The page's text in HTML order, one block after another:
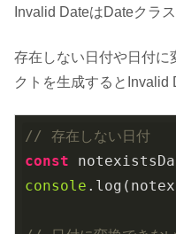
Invalid DateはDateクラ
存在しない日付や日付に
クトを生成するとInvalid
// 存在しない日付
const
console